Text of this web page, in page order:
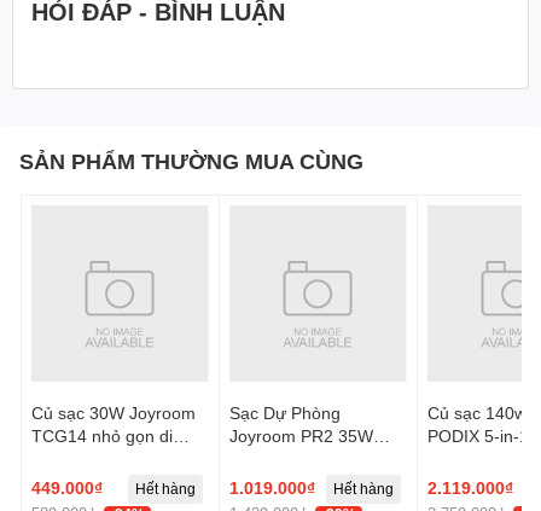
HỎI ĐÁP - BÌNH LUẬN
SẢN PHẨM THƯỜNG MUA CÙNG
Củ sạc 30W Joyroom
TCG14 nhỏ gọn di
cáp C to L
449.000₫ Hết hàng
Sạc Dự Phòng
Joyroom PR2 35W
L chứng nhận CCC
1.019.000₫ Hết hàng
Củ sạc 140w
PODIX 5-in-1
2.119.000₫